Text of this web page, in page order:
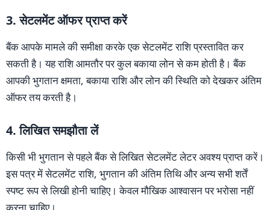
3. सेटलमेंट ऑफर प्राप्त करें
बैंक आपके मामले की समीक्षा करके एक सेटलमेंट राशि प्रस्तावित कर
सकती है। यह राशि आमतौर पर कुल बकाया लोन से कम होती है। बैंक
आपकी भुगतान क्षमता, बकाया राशि और लोन की स्थिति को देखकर अंतिम
ऑफर तय करती है।
4. लिखित समझौता लें
किसी भी भुगतान से पहले बैंक से लिखित सेटलमेंट लेटर अवश्य प्राप्त करें।
इस पत्र में सेटलमेंट राशि, भुगतान की अंतिम तिथि और अन्य सभी शर्तें
स्पष्ट रूप से लिखी होनी चाहिए। केवल मौखिक आश्वासन पर भरोसा नहीं